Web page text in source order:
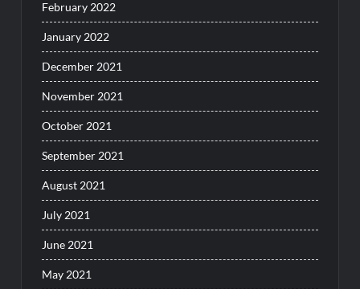
February 2022
January 2022
December 2021
November 2021
October 2021
September 2021
August 2021
July 2021
June 2021
May 2021